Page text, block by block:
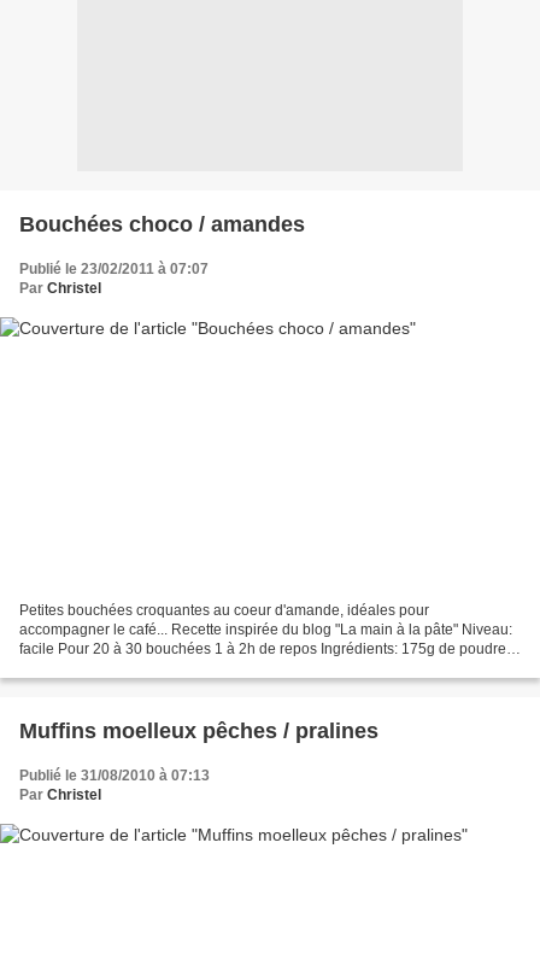
Bouchées choco / amandes
Publié le 23/02/2011 à 07:07
Par Christel
Petites bouchées croquantes au coeur d'amande, idéales pour
accompagner le café... Recette inspirée du blog "La main à la pâte" Niveau:
facile Pour 20 à 30 bouchées 1 à 2h de repos Ingrédients: 175g de poudre
Muffins moelleux pêches / pralines
Publié le 31/08/2010 à 07:13
Par Christel